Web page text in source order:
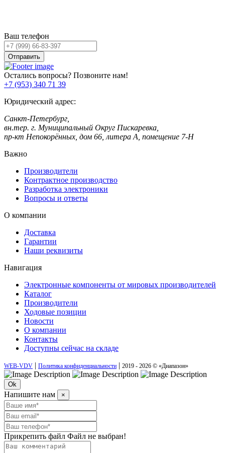
Ваш телефон
Отправить
Остались вопросы? Позвоните нам!
+7 (953) 340 71 39
Юридический адрес:
Санкт-Петербург,
вн.тер. г. Муниципальный Округ Пискаревка,
пр-кт Непокорённых, дом 66, литера А, помещение 7-Н
Важно
Производители
Контрактное производство
Разработка электроники
Вопросы и ответы
О компании
Доставка
Гарантии
Наши реквизиты
Навигация
Электронные компоненты от мировых производителей
Каталог
Производители
Ходовые позиции
Новости
О компании
Контакты
Доступны сейчас на складе
WEB-VDV | Политика конфиденциальности | 2019 - 2026 © «Диапазон»
Ok
Напишите нам ×
Прикрепить файл Файл не выбран!